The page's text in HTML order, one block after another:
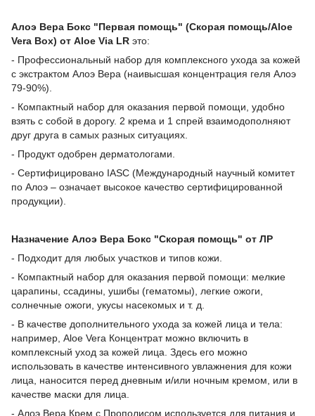
Алоэ Вера Бокс "Первая помощь" (Скорая помощь/Aloe
Vera Box) от Aloe Via LR это:
- Профессиональный набор для комплексного ухода за кожей
с экстрактом Алоэ Вера (наивысшая концентрация геля Алоэ
79-90%).
- Компактный набор для оказания первой помощи, удобно
взять с собой в дорогу. 2 крема и 1 спрей взаимодополняют
друг друга в самых разных ситуациях.
- Продукт одобрен дерматологами.
- Сертифицировано IASC (Международный научный комитет
по Алоэ – означает высокое качество сертифицированной
продукции).
Назначение Алоэ Вера Бокс "Скорая помощь" от ЛР
- Подходит для любых участков и типов кожи.
- Компактный набор для оказания первой помощи: мелкие
царапины, ссадины, ушибы (гематомы), легкие ожоги,
солнечные ожоги, укусы насекомых и т. д.
- В качестве дополнительного ухода за кожей лица и тела:
например, Aloe Vera Концентрат можно включить в
комплексный уход за кожей лица. Здесь его можно
использовать в качестве интенсивного увлажнения для кожи
лица, наносится перед дневным и/или ночным кремом, или в
качестве маски для лица.
- Алоэ Вера Крем с Прополисом используется для питания и